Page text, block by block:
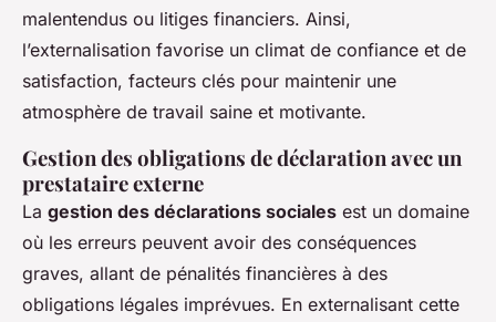
malentendus ou litiges financiers. Ainsi,
l’externalisation favorise un climat de confiance et de
satisfaction, facteurs clés pour maintenir une
atmosphère de travail saine et motivante.
Gestion des obligations de déclaration avec un
prestataire externe
La gestion des déclarations sociales est un domaine
où les erreurs peuvent avoir des conséquences
graves, allant de pénalités financières à des
obligations légales imprévues. En externalisant cette